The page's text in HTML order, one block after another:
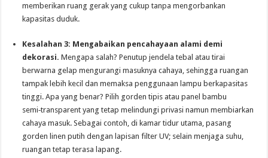
memberikan ruang gerak yang cukup tanpa mengorbankan
kapasitas duduk.
Kesalahan 3: Mengabaikan pencahayaan alami demi
dekorasi. Mengapa salah? Penutup jendela tebal atau tirai
berwarna gelap mengurangi masuknya cahaya, sehingga ruangan
tampak lebih kecil dan memaksa penggunaan lampu berkapasitas
tinggi. Apa yang benar? Pilih gorden tipis atau panel bambu
semi‑transparent yang tetap melindungi privasi namun membiarkan
cahaya masuk. Sebagai contoh, di kamar tidur utama, pasang
gorden linen putih dengan lapisan filter UV; selain menjaga suhu,
ruangan tetap terasa lapang.